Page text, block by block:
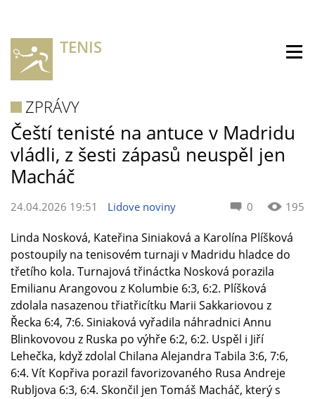
TENIS
ZPRÁVY
Čeští tenisté na antuce v Madridu
vládli, z šesti zápasů neuspěl jen
Macháč
0 195
24.04.2026 19:51 Lidove noviny
Linda Nosková, Kateřina Siniaková a Karolína Plíšková
postoupily na tenisovém turnaji v Madridu hladce do
třetího kola. Turnajová třináctka Nosková porazila
Emilianu Arangovou z Kolumbie 6:3, 6:2. Plíšková
zdolala nasazenou třiatřicítku Marii Sakkariovou z
Řecka 6:4, 7:6. Siniaková vyřadila náhradnici Annu
Blinkovovou z Ruska po výhře 6:2, 6:2. Uspěl i Jiří
Lehečka, když zdolal Chilana Alejandra Tabila 3:6, 7:6,
6:4. Vít Kopřiva porazil favorizovaného Rusa Andreje
Rubljova 6:3, 6:4. Skončil jen Tomáš Macháč, který s